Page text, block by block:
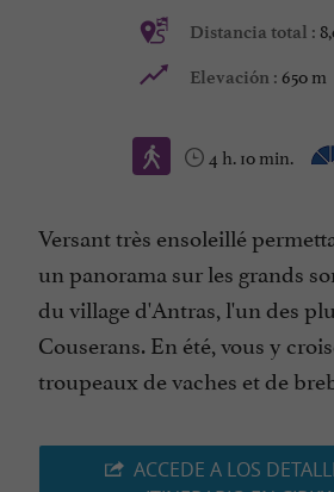
Distancia total :
Elevación : 650 m
4 h. 10 min.
Versant très ensoleillé
un panorama sur les grands
du village d'Antras, l'un des
Couserans. En été, vous y
troupeaux de vaches et de
ACCEDE A LOS